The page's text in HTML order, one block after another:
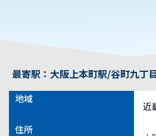
最寄駅：大阪上本町駅/谷町九丁
地域
近
住所